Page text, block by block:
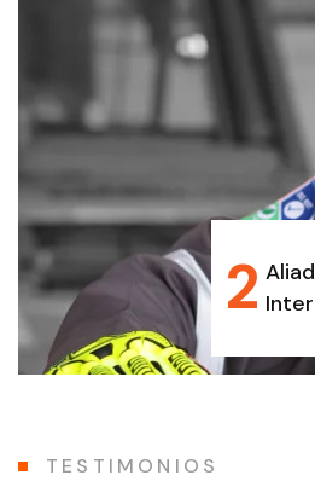
2
TESTIMONIOS